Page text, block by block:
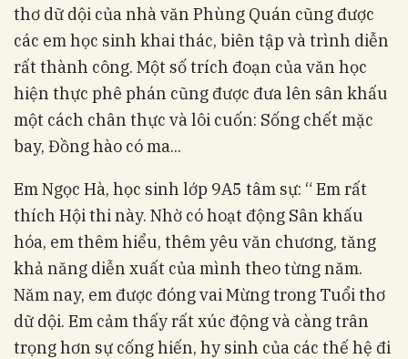
thơ dữ dội của nhà văn Phùng Quán cũng được
các em học sinh khai thác, biên tập và trình diễn
rất thành công. Một số trích đoạn của văn học
hiện thực phê phán cũng được đưa lên sân khấu
một cách chân thực và lôi cuốn: Sống chết mặc
bay, Đồng hào có ma...
Em Ngọc Hà, học sinh lớp 9A5 tâm sự: “ Em rất
thích Hội thi này. Nhờ có hoạt động Sân khấu
hóa, em thêm hiểu, thêm yêu văn chương, tăng
khả năng diễn xuất của mình theo từng năm.
Năm nay, em được đóng vai Mừng trong Tuổi thơ
dữ dội. Em cảm thấy rất xúc động và càng trân
trọng hơn sự cống hiến, hy sinh của các thế hệ đi